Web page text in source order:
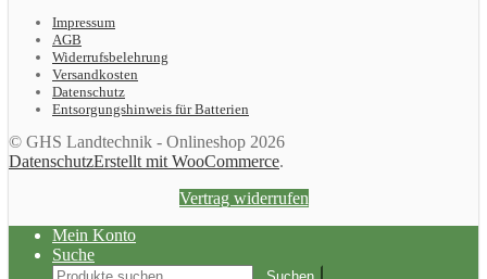
Impressum
AGB
Widerrufsbelehrung
Versandkosten
Datenschutz
Entsorgungshinweis für Batterien
© GHS Landtechnik - Onlineshop 2026
DatenschutzErstellt mit WooCommerce.
Vertrag widerrufen
Mein Konto
Suche
Suchen